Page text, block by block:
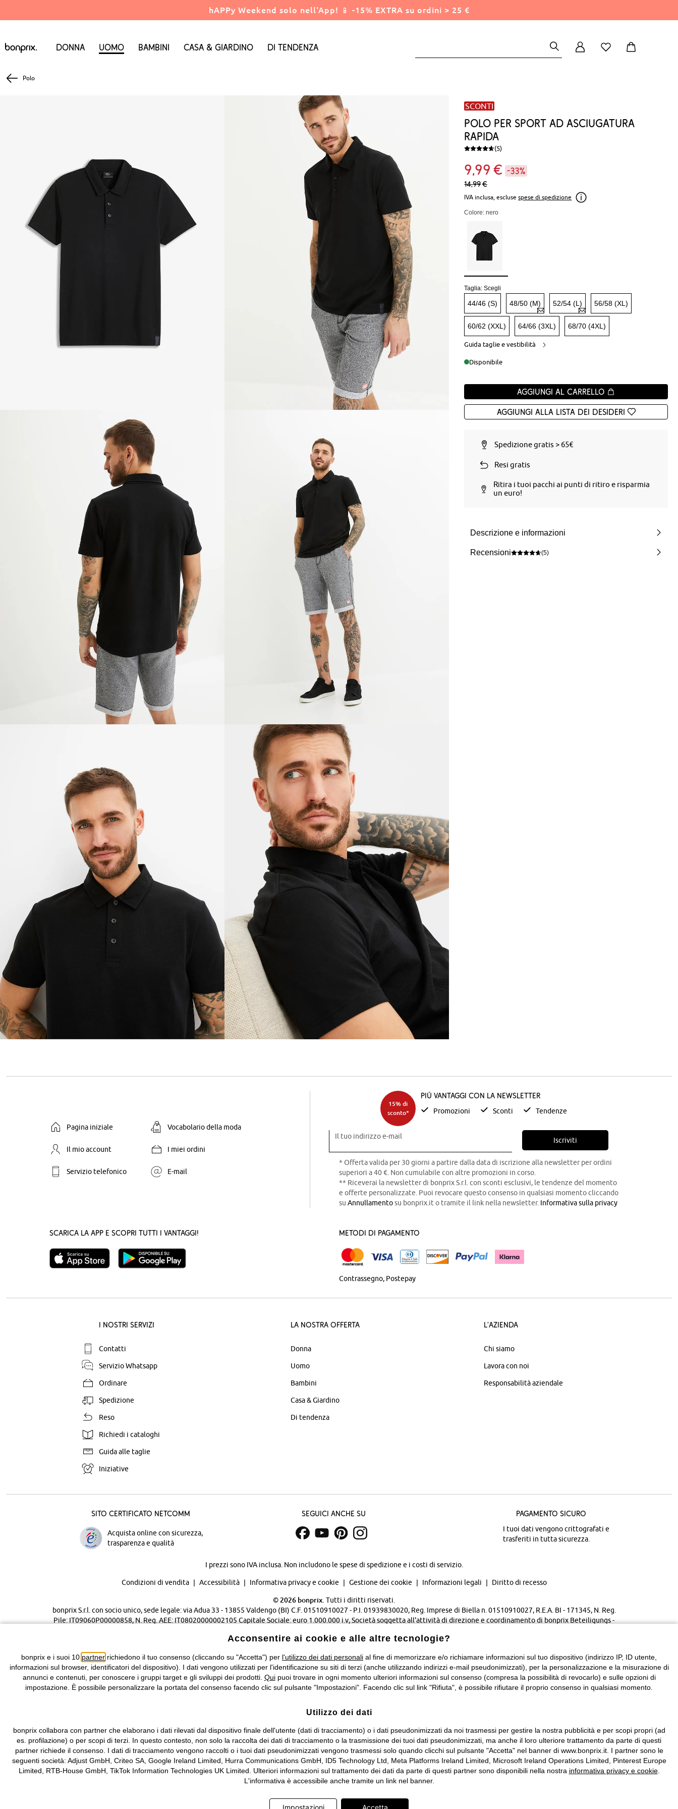
hAPPy Weekend solo nell'App! 📱 -15% EXTRA su ordini > 25 €
Donna Uomo Bambini Casa & Giardino Di tendenza
Polo
SCONTI
Polo per sport ad asciugatura
rapida
(5)
9 99 € -33%
14,99€
IVA inclusa, escluse spese di spedizione
Colore: nero
Taglia:Scegli
44/46 (S) 48/50 (M) 52/54 (L) 56/58 (XL)
60/62 (XXL) 64/66 (3XL) 68/70 (4XL)
Guida taglie e vestibilità
Disponibile
Aggiungi al carrello
Aggiungi alla Lista dei desideri
Spedizione gratis > 65€
Resi gratis
Ritira i tuoi pacchi ai punti di ritiro e risparmia
un euro!
Descrizione e informazioni
Recensioni (5)
Pagina iniziale Vocabolario della moda
Il mio account I miei ordini
Servizio telefonico E-mail
15% di
sconto*
Più vantaggi con la newsletter
Promozioni Sconti Tendenze
Il tuo indirizzo e-mail Iscriviti
* Offerta valida per 30 giorni a partire dalla data di iscrizione alla newsletter per ordini
superiori a 40 €. Non cumulabile con altre promozioni in corso.
** Riceverai la newsletter di bonprix S.r.l. con sconti esclusivi, le tendenze del momento
e offerte personalizzate. Puoi revocare questo consenso in qualsiasi momento cliccando
su Annullamentosu bonprix.it o tramite il link nella newsletter. Informativa sulla privacy
Scarica la App e scopri tutti i vantaggi! Metodi di pagamento
Contrassegno Postepay
I nostri servizi
Contatti
Servizio Whatsapp
Ordinare
Spedizione
Reso
Richiedi i cataloghi
Guida alle taglie
Iniziative
La nostra offerta
Donna
Uomo
Bambini
Casa & Giardino
Di tendenza
L'azienda
Chi siamo
Lavora con noi
Responsabilità aziendale
Sito certificato Netcomm
Acquista online con sicurezza,
trasparenza e qualità
Seguici anche su Pagamento sicuro
I tuoi dati vengono crittografati e
trasferiti in tutta sicurezza.
I prezzi sono IVA inclusa. Non includono le spese di spedizione e i costi di servizio.
Condizioni di vendita Accessibilità Informativa privacy e cookie Gestione dei cookie Informazioni legali Diritto di recesso
© 2026 bonprix. Tutti i diritti riservati.
bonprix S.r.l. con socio unico, sede legale: via Adua 33 - 13855 Valdengo (BI) C.F. 01510910027 - P.I. 01939830020, Reg. Imprese di Biella n. 01510910027, R.E.A. BI - 171345, N. Reg.
Pile: IT09060P00000858, N. Reg. AEE: IT08020000002105 Capitale Sociale: euro 1.000.000 i.v, Società soggetta all'attività di direzione e coordinamento di bonprix Beteiligungs -
Acconsentire ai cookie e alle altre tecnologie?
bonprix e i suoi 10 partner richiedono il tuo consenso (cliccando su "Accetta") per l'utilizzo dei dati personali al fine di memorizzare e/o richiamare informazioni sul tuo dispositivo (indirizzo IP, ID utente,
informazioni sul browser, identificatori del dispositivo). I dati vengono utilizzati per l'identificazione su siti di terzi (anche utilizzando indirizzi e-mail pseudonimizzati), per la personalizzazione e la misurazione di
annunci e contenuti, per conoscere i gruppi target e gli sviluppi dei prodotti. Quipuoi trovare in ogni momento ulteriori informazioni sul consenso (compresa la possibilità di revocarlo) e sulle opzioni di
impostazione. È possibile personalizzare la portata del consenso facendo clic sul pulsante "Impostazioni". Facendo clic sul link "Rifiuta", è possibile rifiutare il proprio consenso in qualsiasi momento.
Utilizzo dei dati
bonprix collabora con partner che elaborano i dati rilevati dal dispositivo finale dell'utente (dati di tracciamento) o i dati pseudonimizzati da noi trasmessi per gestire la nostra pubblicità e per scopi propri (ad
es. profilazione) o per scopi di terzi. In questo contesto, non solo la raccolta dei dati di tracciamento o la trasmissione dei tuoi dati pseudonimizzati, ma anche il loro ulteriore trattamento da parte di questi
partner richiede il consenso. I dati di tracciamento vengono raccolti o i tuoi dati pseudonimizzati vengono trasmessi solo quando clicchi sul pulsante "Accetta" nel banner di www.bonprix.it. I partner sono le
seguenti società: Adjust GmbH, Criteo SA, Google Ireland Limited, Hurra Communications GmbH, ID5 Technology Ltd, Meta Platforms Ireland Limited, Microsoft Ireland Operations Limited, Pinterest Europe
Limited, RTB-House GmbH, TikTok Information Technologies UK Limited. Ulteriori informazioni sul trattamento dei dati da parte di questi partner sono disponibili nella nostra informativa privacy e cookie.
L'informativa è accessibile anche tramite un link nel banner.
Impostazioni Accetta